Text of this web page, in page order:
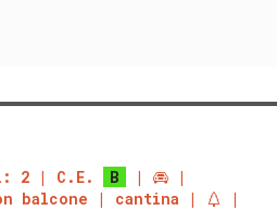
2 C.E.
B
balcone
cantina